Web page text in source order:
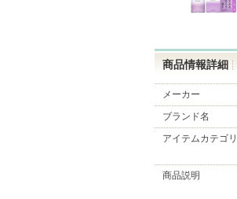
商品情報詳細
メーカー
ブランド名
アイテムカテゴリ
商品説明